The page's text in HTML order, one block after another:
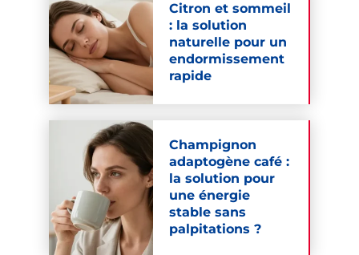
Citron et sommeil
: la solution
naturelle pour un
endormissement
rapide
Champignon
adaptogène café :
la solution pour
une énergie
stable sans
palpitations ?